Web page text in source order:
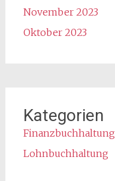
November 2023
Oktober 2023
Kategorien
Finanzbuchhaltung
Lohnbuchhaltung